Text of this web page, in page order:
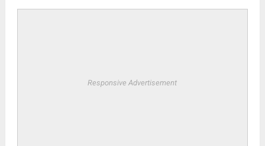
Responsive Advertisement